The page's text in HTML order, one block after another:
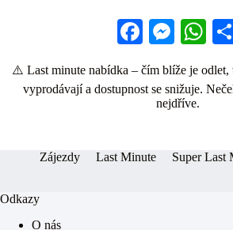
Fa
bo
ok
M
se
ng
W
ts
⚠️ Last minute nabídka – čím blíže je odlet,
vyprodávají a dostupnost se snižuje.
nejdříve.
Zájezdy Last Minute Super Last
Odkazy
O nás